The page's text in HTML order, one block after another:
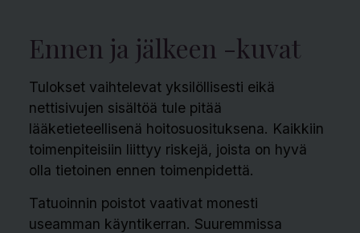
Ennen ja jälkeen -kuvat
Tulokset vaihtelevat yksilöllisesti eikä
nettisivujen sisältöä tule pitää
lääketieteellisenä hoitosuosituksena. Kaikkiin
toimenpiteisiin liittyy riskejä, joista on hyvä
olla tietoinen ennen toimenpidettä.
Tatuoinnin poistot vaativat monesti
useamman käyntikerran. Suuremmissa